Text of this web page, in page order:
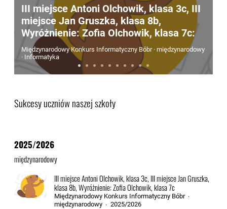
III miejsce Antoni Olchowik, klasa 3c, III
miejsce Jan Gruszka, klasa 8b,
Wyróżnienie: Zofia Olchowik, klasa 7c:
Międzynarodowy Konkurs Informatyczny Bóbr · międzynarodowy
· Informatyka
Sukcesy uczniów naszej szkoły
2025/2026
międzynarodowy
III miejsce Antoni Olchowik, klasa 3c, III miejsce Jan Gruszka,
klasa 8b, Wyróżnienie: Zofia Olchowik, klasa 7c
Międzynarodowy Konkurs Informatyczny Bóbr ·
międzynarodowy · 2025/2026